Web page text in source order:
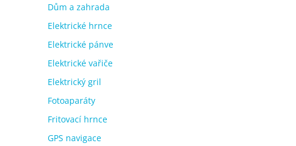
Dům a zahrada
Elektrické hrnce
Elektrické pánve
Elektrické vařiče
Elektrický gril
Fotoaparáty
Fritovací hrnce
GPS navigace